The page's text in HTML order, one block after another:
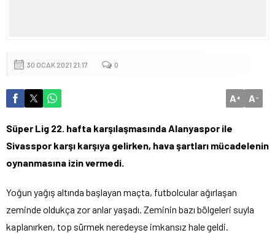
30 OCAK 2021 21:17 0
A+ A-
Süper Lig 22. hafta karşılaşmasında Alanyaspor ile
Sivasspor karşı karşıya gelirken, hava şartları mücadelenin
oynanmasına izin vermedi.
Yoğun yağış altında başlayan maçta, futbolcular ağırlaşan
zeminde oldukça zor anlar yaşadı. Zeminin bazı bölgeleri suyla
kaplanırken, top sürmek neredeyse imkansız hale geldi.